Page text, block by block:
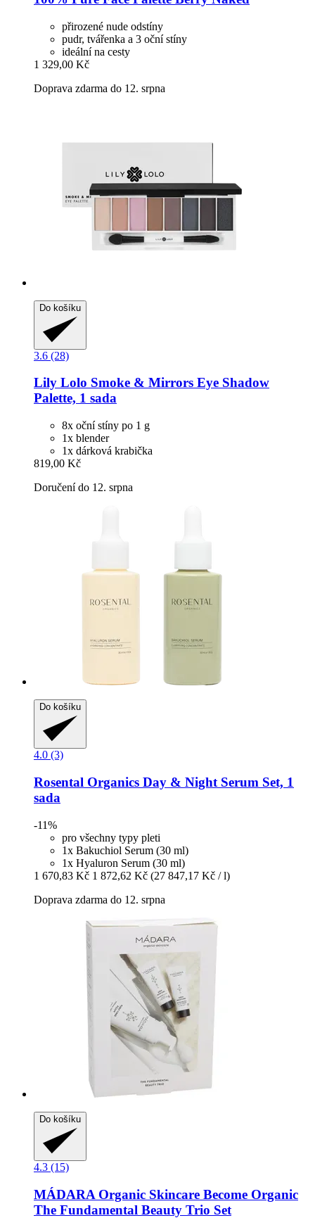
přirozené nude odstíny
pudr, tvářenka a 3 oční stíny
ideální na cesty
1 329,00 Kč
Doprava zdarma do 12. srpna
Do košíku
3.6 (28)
Lily Lolo Smoke & Mirrors Eye Shadow
Palette, 1 sada
8x oční stíny po 1 g
1x blender
1x dárková krabička
819,00 Kč
Doručení do 12. srpna
Do košíku
4.0 (3)
Rosental Organics Day & Night Serum Set, 1
sada
-11%
pro všechny typy pleti
1x Bakuchiol Serum (30 ml)
1x Hyaluron Serum (30 ml)
1 670,83 Kč 1 872,62 Kč (27 847,17 Kč / l)
Doprava zdarma do 12. srpna
Do košíku
4.3 (15)
MÁDARA Organic Skincare Become Organic
The Fundamental Beauty Trio Set